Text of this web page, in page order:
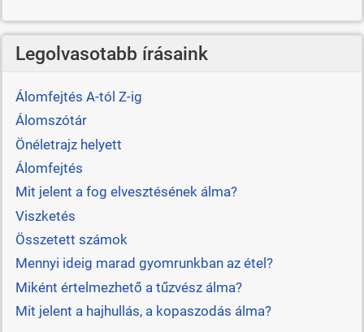
Legolvasotabb írásaink
Álomfejtés A-tól Z-ig
Álomszótár
Önéletrajz helyett
Álomfejtés
Mit jelent a fog elvesztésének álma?
Viszketés
Összetett számok
Mennyi ideig marad gyomrunkban az étel?
Miként értelmezhető a tűzvész álma?
Mit jelent a hajhullás, a kopaszodás álma?